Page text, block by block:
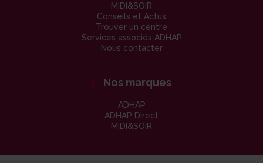
MIDI&SOIR
Conseils et Actus
Trouver un centre
Services associés ADHAP
Nous contacter
Nos marques
ADHAP
ADHAP Direct
MIDI&SOIR